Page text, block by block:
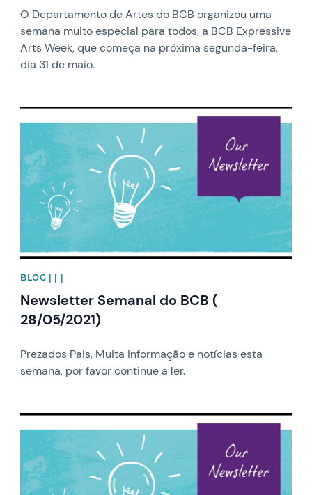
O Departamento de Artes do BCB organizou uma
semana muito especial para todos, a BCB Expressive
Arts Week, que começa na próxima segunda-feira,
dia 31 de maio.
News image
BLOG | | |
Newsletter Semanal do BCB (
28/05/2021)
Prezados Pais, Muita informação e notícias esta
semana, por favor continue a ler.
News image